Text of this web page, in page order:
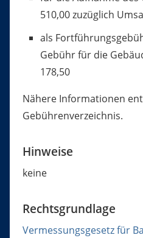
510,00 zuzüglich
als
Gebühr für die
178,50
Nähere Informationen
Gebührenverzeichnis.
Hinweise
keine
Rechtsgrundlage
Vermessungsgesetz für